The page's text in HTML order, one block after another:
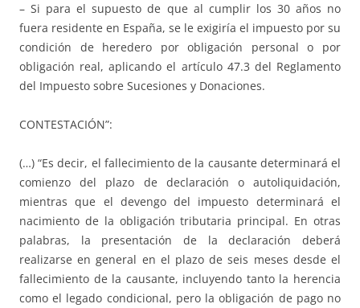
– Si para el supuesto de que al cumplir los 30 años no
fuera residente en España, se le exigiría el impuesto por su
condición de heredero por obligación personal o por
obligación real, aplicando el artículo 47.3 del Reglamento
del Impuesto sobre Sucesiones y Donaciones.
CONTESTACIÓN”:
(…) “Es decir, el fallecimiento de la causante determinará el
comienzo del plazo de declaración o autoliquidación,
mientras que el devengo del impuesto determinará el
nacimiento de la obligación tributaria principal. En otras
palabras, la presentación de la declaración deberá
realizarse en general en el plazo de seis meses desde el
fallecimiento de la causante, incluyendo tanto la herencia
como el legado condicional, pero la obligación de pago no